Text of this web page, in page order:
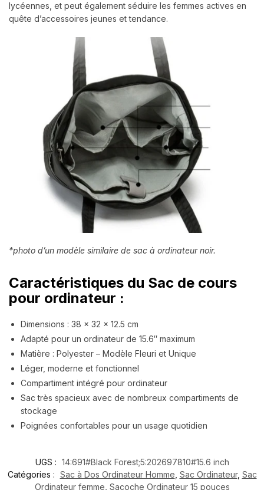
lycéennes, et peut également séduire les femmes actives en
quête d’accessoires jeunes et tendance.
*photo d’un modèle similaire de sac à ordinateur noir.
Caractéristiques du Sac de cours
pour ordinateur :
Dimensions : 38 x 32 x 12.5 cm
Adapté pour un ordinateur de 15.6″ maximum
Matière : Polyester – Modèle Fleuri et Unique
Léger, moderne et fonctionnel
Compartiment intégré pour ordinateur
Sac très spacieux avec de nombreux compartiments de
stockage
Poignées confortables pour un usage quotidien
UGS : 14:691#Black Forest;5:202697810#15.6 inch
Catégories : Sac à Dos Ordinateur Homme Sac Ordinateur, Sac
Ordinateur femme Sacoche Ordinateur 15 pouces